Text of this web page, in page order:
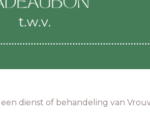
dienst of behandeling van